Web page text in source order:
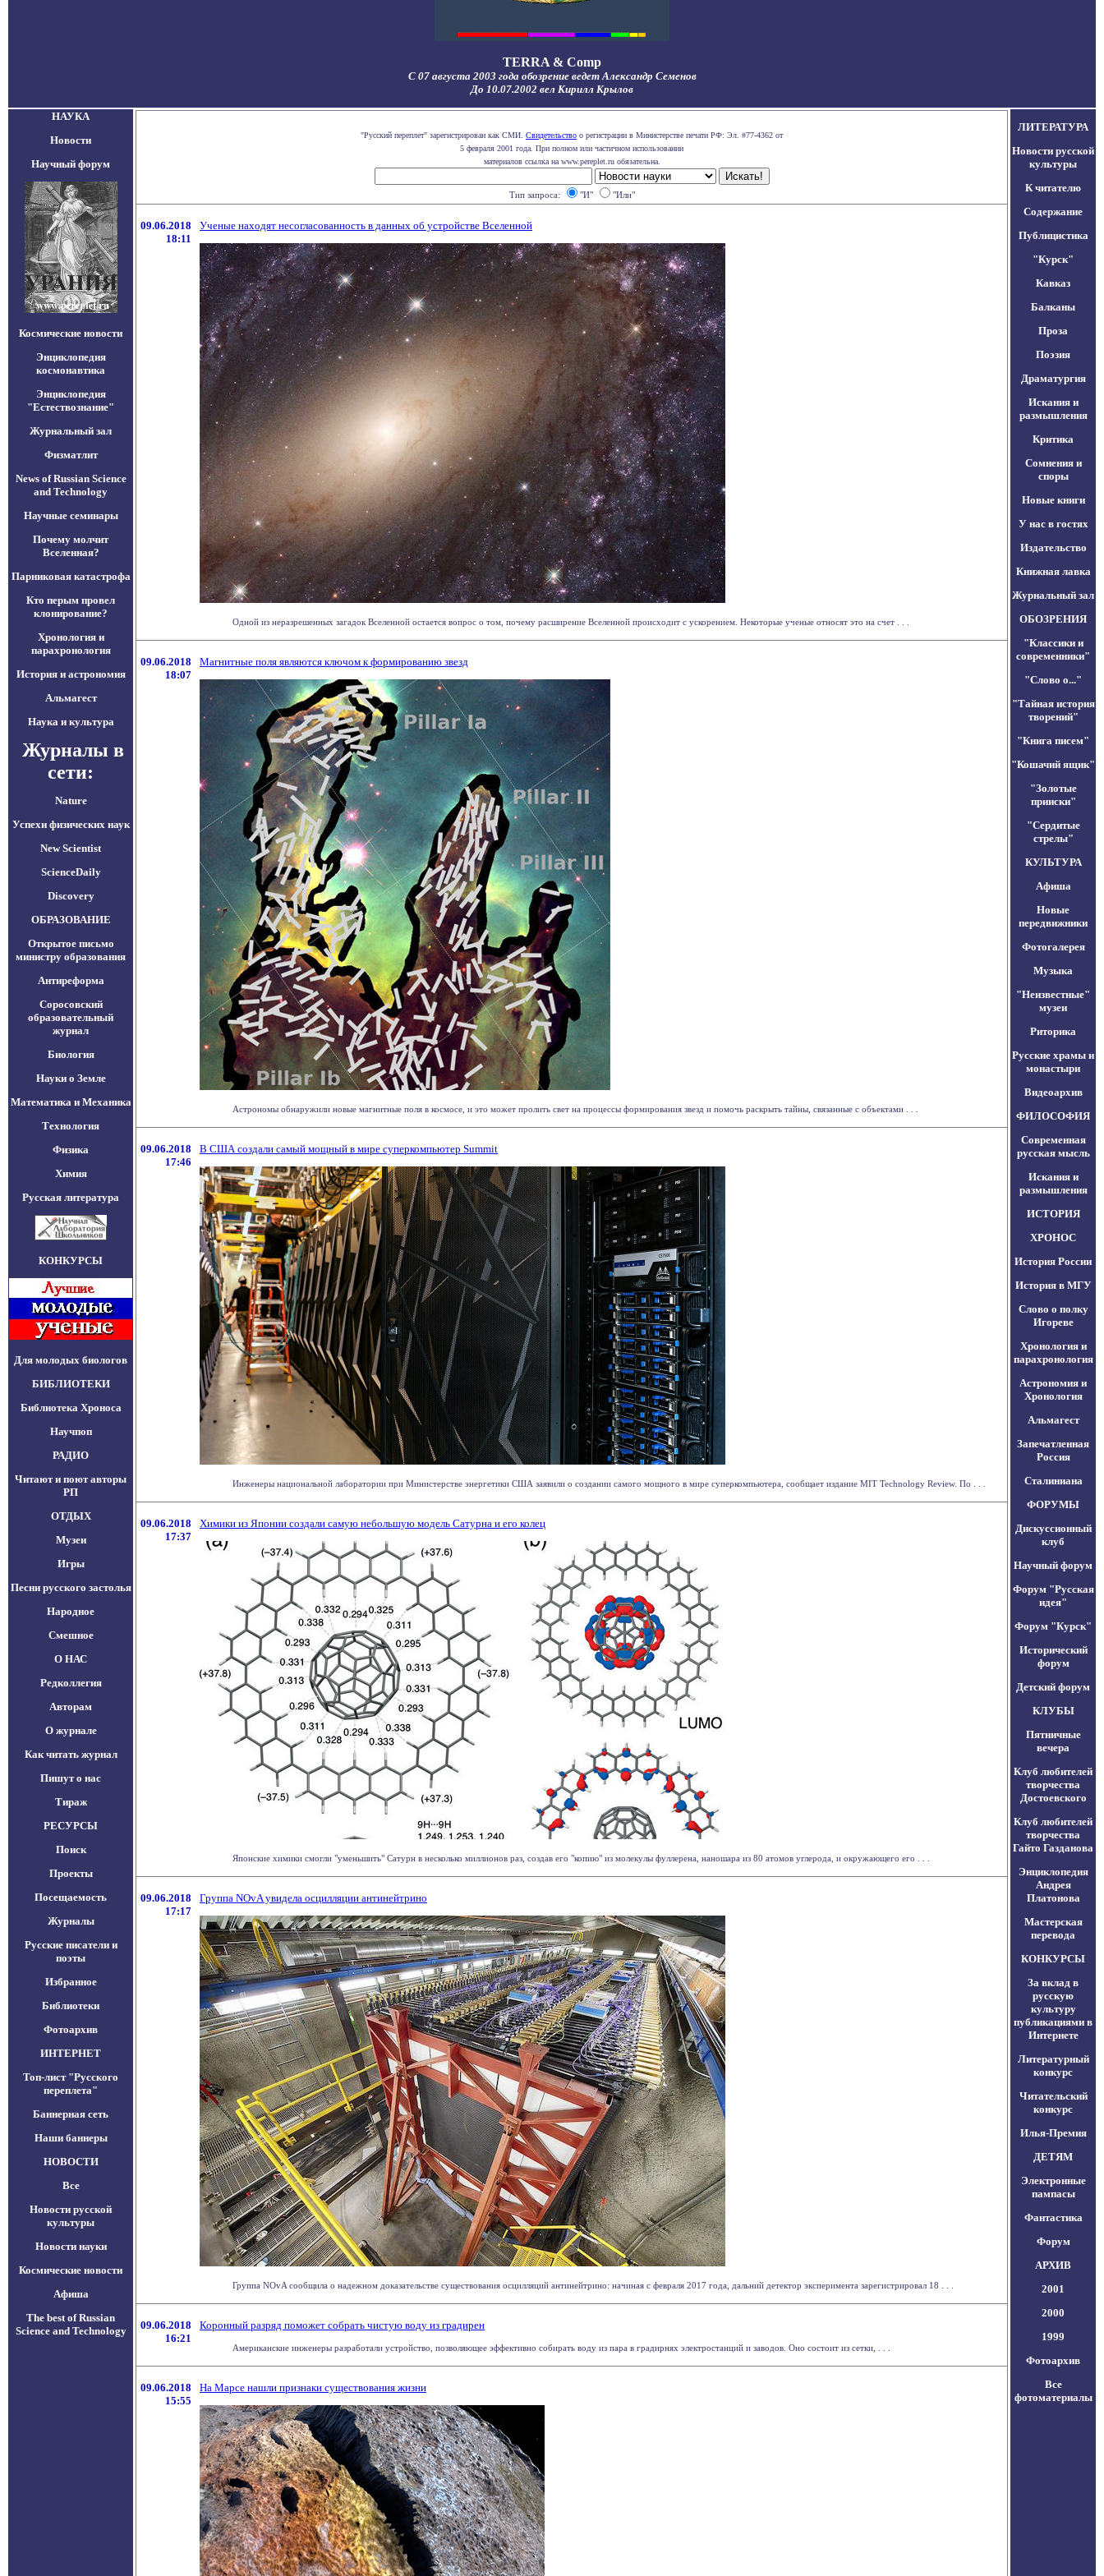
TERRA & Comp
С 07 августа 2003 года обозрение ведет Александр Семенов
До 10.07.2002 вел Кирилл Крылов
НАУКА
Новости
Научный форум
Космические новости
Энциклопедия
космонавтика
Энциклопедия
"Естествознание"
Журнальный зал
Физматлит
News of Russian Science
and Technology
Научные семинары
Почему молчит
Вселенная?
Парниковая катастрофа
Кто перым провел
клонирование?
Хронология и
парахронология
История и астрономия
Альмагест
Наука и культура
Журналы в
сети:
Nature
Успехи физических наук
New Scientist
ScienceDaily
Discovery
ОБРАЗОВАНИЕ
Открытое письмо
министру образования
Антиреформа
Соросовский
образовательный
журнал
Биология
Науки о Земле
Математика и Механика
Технология
Физика
Химия
Русская литература
КОНКУРСЫ
Для молодых биологов
БИБЛИОТЕКИ
Библиотека Хроноса
Научпоп
РАДИО
Читают и поют авторы
РП
ОТДЫХ
Музеи
Игры
Песни русского застолья
Народное
Смешное
О НАС
Редколлегия
Авторам
О журнале
Как читать журнал
Пишут о нас
Тираж
РЕСУРСЫ
Поиск
Проекты
Посещаемость
Журналы
Русские писатели и
поэты
Избранное
Библиотеки
Фотоархив
ИНТЕРНЕТ
Топ-лист "Русского
переплета"
Баннерная сеть
Наши баннеры
НОВОСТИ
Все
Новости русской
культуры
Новости науки
Космические новости
Афиша
The best of Russian
Science and Technology
"Русский переплет" зарегистрирован как СМИ. Свидетельство о регистрации в Министерстве печати РФ: Эл. #77-4362 от
5 февраля 2001 года. При полном или частичном использовании
материалов ссылка на www.pereplet.ru обязательна.
Тип запроса: "И" "Или"
09.06.2018
18:11
Ученые находят несогласованность в данных об устройстве Вселенной
Одной из неразрешенных загадок Вселенной остается вопрос о том, почему расширение Вселенной происходит с ускорением. Некоторые ученые относят это на счет . . .
09.06.2018
18:07
Магнитные поля являются ключом к формированию звезд
Астрономы обнаружили новые магнитные поля в космосе, и это может пролить свет на процессы формирования звезд и помочь раскрыть тайны, связанные с объектами . . .
09.06.2018
17:46
В США создали самый мощный в мире суперкомпьютер Summit‍
Инженеры национальной лаборатории при Министерстве энергетики США заявили о создании самого мощного в мире суперкомпьютера, сообщает издание MIT Technology Review. По . . .
09.06.2018
17:37
Химики из Японии создали самую небольшую модель Сатурна и его колец
Японские химики смогли "уменьшить" Сатурн в несколько миллионов раз, создав его "копию" из молекулы фуллерена, наношара из 80 атомов углерода, и окружающего его . . .
09.06.2018
17:17
Группа NOvA увидела осцилляции антинейтрино
Группа NOvA сообщила о надежном доказательстве существования осцилляций антинейтрино: начиная с февраля 2017 года, дальний детектор эксперимента зарегистрировал 18 . . .
09.06.2018
16:21
Коронный разряд поможет собрать чистую воду из градирен
Американские инженеры разработали устройство, позволяющее эффективно собирать воду из пара в градирнях электростанций и заводов. Оно состоит из сетки, . . .
09.06.2018
15:55
На Марсе нашли признаки существования жизни
ЛИТЕРАТУРА
Новости русской
культуры
К читателю
Содержание
Публицистика
"Курск"
Кавказ
Балканы
Проза
Поэзия
Драматургия
Искания и
размышления
Критика
Сомнения и
споры
Новые книги
У нас в гостях
Издательство
Книжная лавка
Журнальный зал
ОБОЗРЕНИЯ
"Классики и
современники"
"Слово о..."
"Тайная история
творений"
"Книга писем"
"Кошачий ящик"
"Золотые
прииски"
"Сердитые
стрелы"
КУЛЬТУРА
Афиша
Новые
передвижники
Фотогалерея
Музыка
"Неизвестные"
музеи
Риторика
Русские храмы и
монастыри
Видеоархив
ФИЛОСОФИЯ
Современная
русская мысль
Искания и
размышления
ИСТОРИЯ
ХРОНОС
История России
История в МГУ
Слово о полку
Игореве
Хронология и
парахронология
Астрономия и
Хронология
Альмагест
Запечатленная
Россия
Сталиниана
ФОРУМЫ
Дискуссионный
клуб
Научный форум
Форум "Русская
идея"
Форум "Курск"
Исторический
форум
Детский форум
КЛУБЫ
Пятничные
вечера
Клуб любителей
творчества
Достоевского
Клуб любителей
творчества
Гайто Газданова
Энциклопедия
Андрея
Платонова
Мастерская
перевода
КОНКУРСЫ
За вклад в
русскую
культуру
публикациями в
Интернете
Литературный
конкурс
Читательский
конкурс
Илья-Премия
ДЕТЯМ
Электронные
пампасы
Фантастика
Форум
АРХИВ
2001
2000
1999
Фотоархив
Все
фотоматериалы